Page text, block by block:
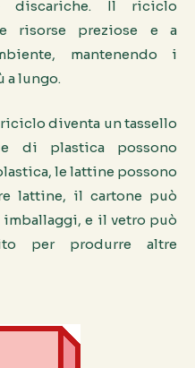
Il riciclo
risorse preziose e a
mantenendo i
a lungo.
diventa un tassello
di plastica possono
le lattine possono
lattine, il cartone può
e il vetro può
per produrre altre